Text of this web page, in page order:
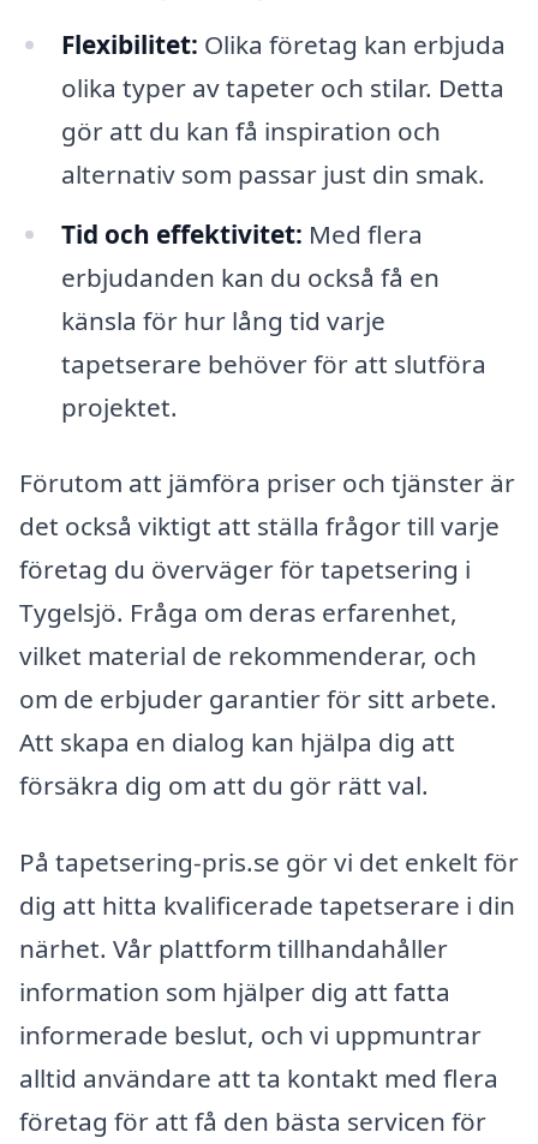
Flexibilitet: Olika företag kan erbjuda
olika typer av tapeter och stilar. Detta
gör att du kan få inspiration och
alternativ som passar just din smak.
Tid och effektivitet: Med flera
erbjudanden kan du också få en
känsla för hur lång tid varje
tapetserare behöver för att slutföra
projektet.
Förutom att jämföra priser och tjänster är
det också viktigt att ställa frågor till varje
företag du överväger för tapetsering i
Tygelsjö. Fråga om deras erfarenhet,
vilket material de rekommenderar, och
om de erbjuder garantier för sitt arbete.
Att skapa en dialog kan hjälpa dig att
försäkra dig om att du gör rätt val.
På tapetsering-pris.se gör vi det enkelt för
dig att hitta kvalificerade tapetserare i din
närhet. Vår plattform tillhandahåller
information som hjälper dig att fatta
informerade beslut, och vi uppmuntrar
alltid användare att ta kontakt med flera
företag för att få den bästa servicen för